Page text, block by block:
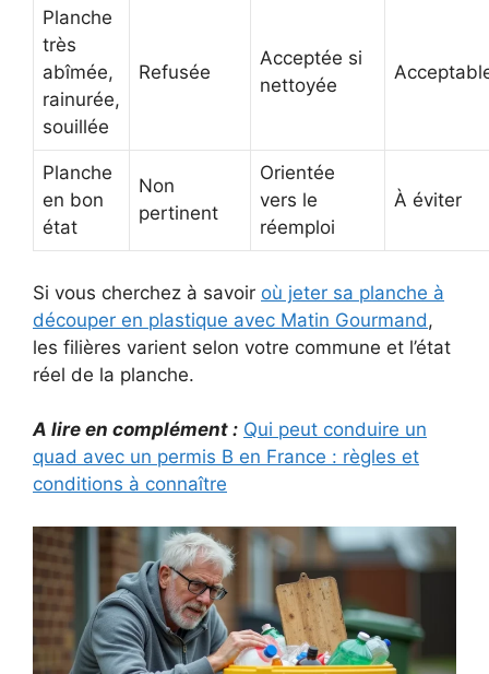
Planche
très
abîmée,
rainurée,
souillée
Refusée
Acceptée si
nettoyée
Planche
en bon
état
Non
pertinent
Orientée
vers le
réemploi
À éviter
Si vous cherchez à savoir où jeter sa planche à
découper en plastique avec Matin Gourmand,
les filières varient selon votre commune et l’état
réel de la planche.
A lire en complément : Qui peut conduire un
quad avec un permis B en France : règles et
conditions à connaître